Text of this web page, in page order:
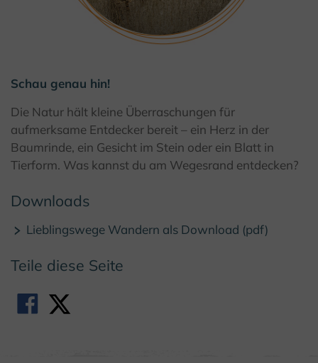
© Teutoburger Wald Tourismus/ D. Ketz
Schau genau hin!
Die Natur hält kleine Überraschungen für
aufmerksame Entdecker bereit – ein Herz in der
Baumrinde, ein Gesicht im Stein oder ein Blatt in
Tierform. Was kannst du am Wegesrand entdecken?
Downloads
Lieblingswege Wandern als Download (pdf)
Teile diese Seite